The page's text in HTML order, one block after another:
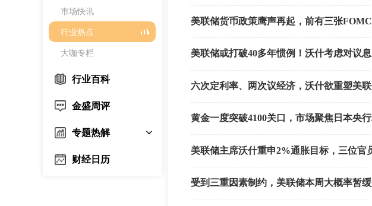
市场快讯
行业热点
大咖专栏
行业百科
金盛周评
专题热解
财经日历
美联储货币政策鹰声再起，前有三张
美联储或打破40多年惯例！沃什考虑对议
六次定利率、两次议经济，沃什欲重塑美
黄金一度突破4100关口，市场聚焦日本央
美联储主席沃什重申2%通胀目标，三位官
受到三重因素制约，美联储本周大概率暂